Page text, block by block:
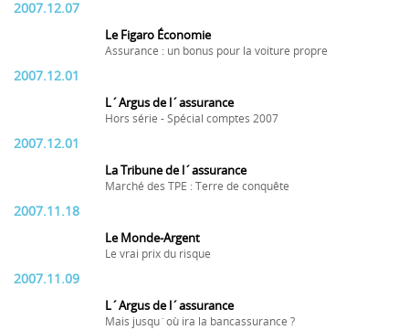
2007.12.07
Le Figaro Économie
Assurance : un bonus pour la voiture propre
2007.12.01
L´Argus de l´assurance
Hors série - Spécial comptes 2007
2007.12.01
La Tribune de l´assurance
Marché des TPE : Terre de conquête
2007.11.18
Le Monde-Argent
Le vrai prix du risque
2007.11.09
L´Argus de l´assurance
Mais jusqu´où ira la bancassurance ?